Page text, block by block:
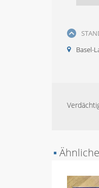
Basel-
▪